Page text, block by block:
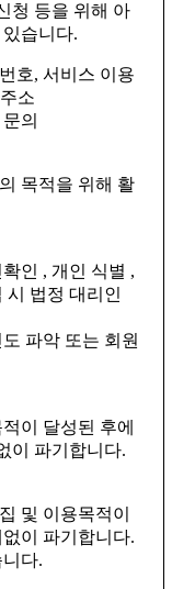
청 등을 위해 아
습니다.
호, 서비스 이용
소
의
목적을 위해 활
인 , 개인 식별 ,
시 법정 대리인
파악 또는 회원
이 달성된 후에
이 파기합니다.
및 이용목적이
이 파기합니다.
다.